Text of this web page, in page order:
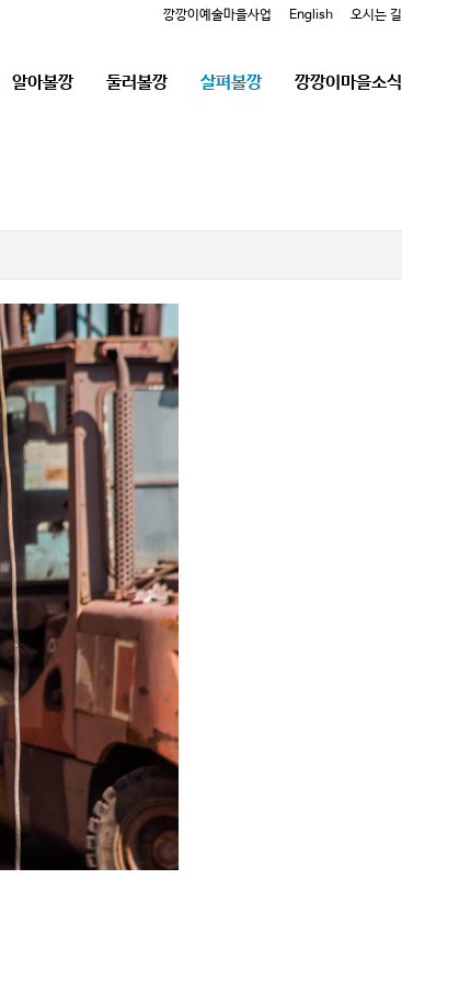
깡깡이예술마을사업 English 오시는 길
알아볼깡 둘러볼깡 살펴볼깡 깡깡이마을소식